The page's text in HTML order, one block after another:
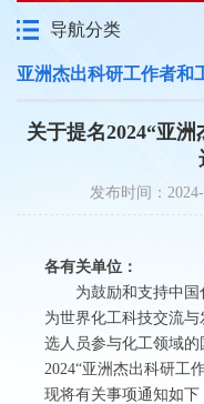
导航分类
亚洲杰出科研工作者和工程
关于提名2024“亚
发布时间：
各有关单位：
为鼓励和支持中国
为世界化工科技交流
选人员参与化工领域
2024“亚洲杰出科研工
现将有关事项通知如下